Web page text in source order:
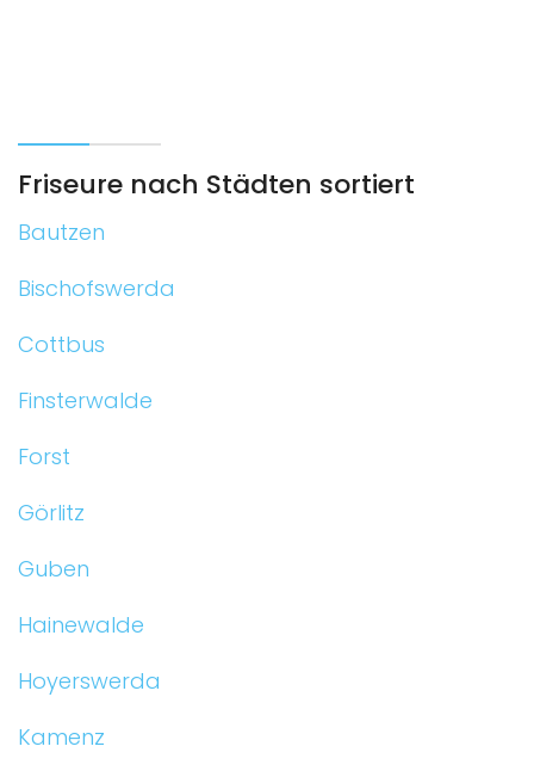
Friseure nach Städten sortiert
Bautzen
Bischofswerda
Cottbus
Finsterwalde
Forst
Görlitz
Guben
Hainewalde
Hoyerswerda
Kamenz